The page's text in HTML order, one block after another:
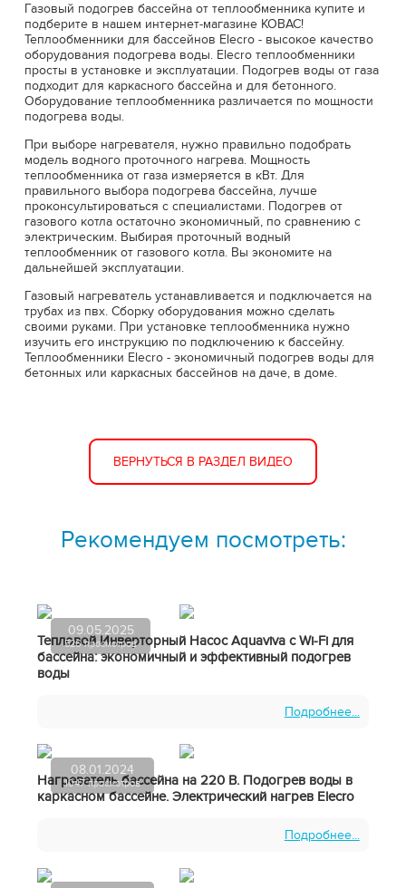
Газовый подогрев бассейна от теплообменника купите и
подберите в нашем интернет-магазине КОВАС!
Теплообменники для бассейнов Elecro - высокое качество
оборудования подогрева воды. Elecro теплообменники
просты в установке и эксплуатации. Подогрев воды от газа
подходит для каркасного бассейна и для бетонного.
Оборудование теплообменника различается по мощности
подогрева воды.
При выборе нагревателя, нужно правильно подобрать
модель водного проточного нагрева. Мощность
теплообменника от газа измеряется в кВт. Для
правильного выбора подогрева бассейна, лучше
проконсультироваться с специалистами. Подогрев от
газового котла остаточно экономичный, по сравнению с
электрическим. Выбирая проточный водный
теплообменник от газового котла. Вы экономите на
дальнейшей эксплуатации.
Газовый нагреватель устанавливается и подключается на
трубах из пвх. Сборку оборудования можно сделать
своими руками. При установке теплообменника нужно
изучить его инструкцию по подключению к бассейну.
Теплообменники Elecro - экономичный подогрев воды для
бетонных или каркасных бассейнов на даче, в доме.
ВЕРНУТЬСЯ В РАЗДЕЛ ВИДЕО
Рекомендуем посмотреть:
09.05.2025
526 просмотров
Тепловой Инверторный Насос Aquaviva с Wi-Fi для
бассейна: экономичный и эффективный подогрев
воды
Подробнее...
08.01.2024
1047 просмотров
Нагреватель бассейна на 220 В. Подогрев воды в
каркасном бассейне. Электрический нагрев Elecro
Подробнее...